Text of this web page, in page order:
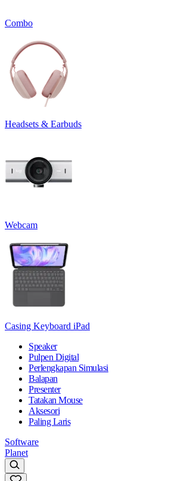
Combo
Headsets & Earbuds
Webcam
Casing Keyboard iPad
Speaker
Pulpen Digital
Perlengkapan Simulasi
Balapan
Presenter
Tatakan Mouse
Aksesori
Paling Laris
Software
Planet